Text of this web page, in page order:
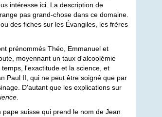
intéresse ici. La description de
pas grand-chose dans ce domaine.
des fiches sur les Évangiles, les frères
prénommés Théo, Emmanuel et
moyennant un taux d'alcoolémie
l'exactitude et la science, et
Paul II, qui ne peut être soigné que par
D'autant que les explications sur
.
suisse qui prend le nom de Jean